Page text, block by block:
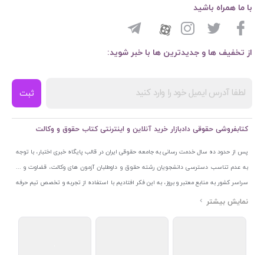
از تخفیف ها و جدیدترین ها با خبر شوید:
ثبت
با ما همراه باشید
کتابفروشی حقوقی دادبازار خرید آنلاین و اینترنتی کتاب حقوق و وکالت
پس از حدود ده سال خدمت رسانی به جامعه حقوقی ایران در قالب پایگاه خبری اختبار، با توجه
به عدم تناسب دسترسی دانشجویان رشته حقوق و داوطلبان آزمون های وکالت، قضاوت و ...
سراسر کشور به منابع معتبر و بروز، به این فکر افتادیم با استفاده از تجربه و تخصص تیم حرفه
ای اختبار خدمتی جدید به جامعه حقوقی ایران ارائه کنیم. به این منظور با راه اندازی و تجهیز